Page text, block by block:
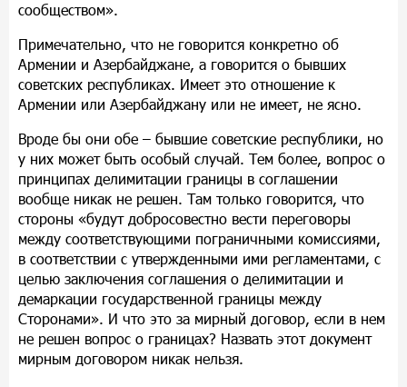
сообществом».
Примечательно, что не говорится конкретно об
Армении и Азербайджане, а говорится о бывших
советских республиках. Имеет это отношение к
Армении или Азербайджану или не имеет, не ясно.
Вроде бы они обе – бывшие советские республики, но
у них может быть особый случай. Тем более, вопрос о
принципах делимитации границы в соглашении
вообще никак не решен. Там только говорится, что
стороны «будут добросовестно вести переговоры
между соответствующими пограничными комиссиями,
в соответствии с утвержденными ими регламентами, с
целью заключения соглашения о делимитации и
демаркации государственной границы между
Сторонами». И что это за мирный договор, если в нем
не решен вопрос о границах? Назвать этот документ
мирным договором никак нельзя.